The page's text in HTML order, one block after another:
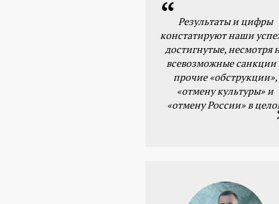
Результаты и цифры
констатируют наши
достигнутые, несмотря
всевозможные санкции
прочие «обструкции»,
«отмену культуры» и
«отмену России» в